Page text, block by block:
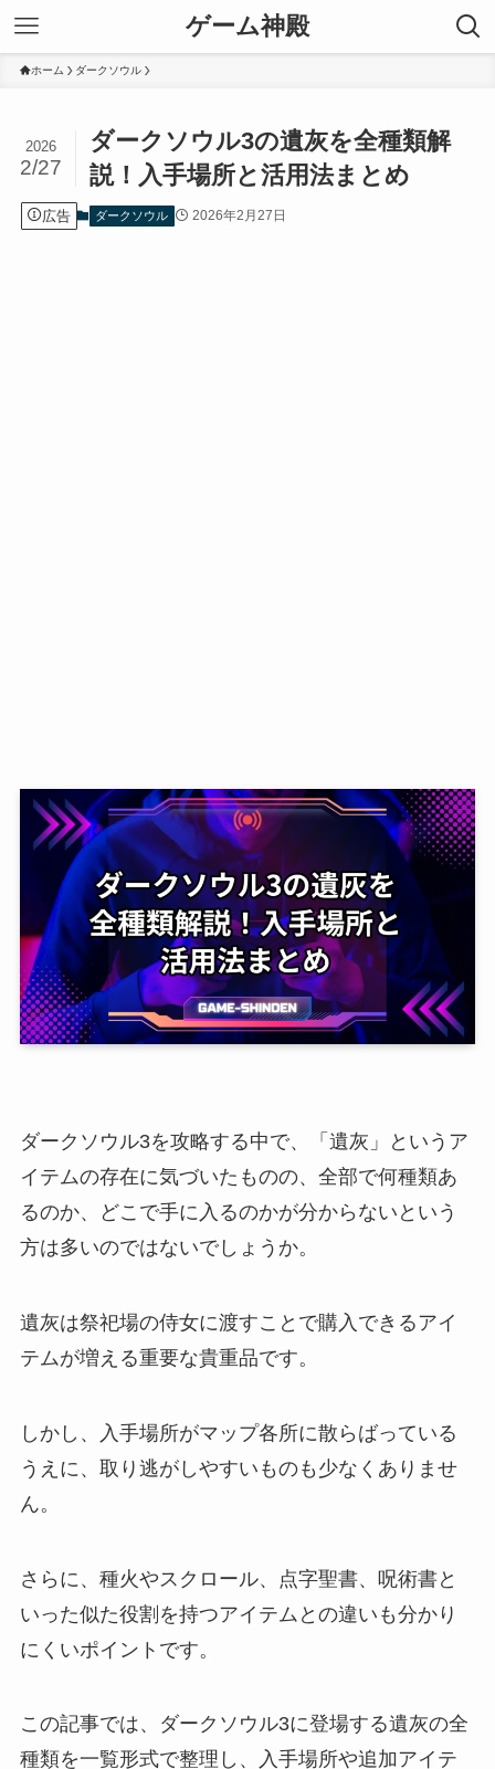
ゲーム神殿
ホーム ダークソウル
ダークソウル3の遺灰を全種類解
説！入手場所と活用法まとめ
2026
2/27
広告 ダークソウル 2026年2月27日
ダークソウル3を攻略する中で、「遺灰」というア
イテムの存在に気づいたものの、全部で何種類あ
るのか、どこで手に入るのかが分からないという
方は多いのではないでしょうか。
遺灰は祭祀場の侍女に渡すことで購入できるアイ
テムが増える重要な貴重品です。
しかし、入手場所がマップ各所に散らばっている
うえに、取り逃がしやすいものも少なくありませ
ん。
さらに、種火やスクロール、点字聖書、呪術書と
いった似た役割を持つアイテムとの違いも分かり
にくいポイントです。
この記事では、ダークソウル3に登場する遺灰の全
種類を一覧形式で整理し、入手場所や追加アイテ